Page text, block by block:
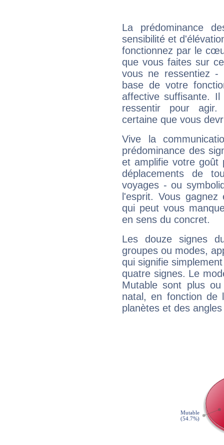
La prédominance
sensibilité et
fonctionnez par le
que vous faites sur
vous ne ressentiez
base de votre
affective suffisante.
ressentir pour agir.
certaine que vous
Vive la
prédominance des
et amplifie votre goût
déplacements de
voyages - ou
l'esprit. Vous
qui peut vous
en sens du concret.
Les douze signes
groupes ou modes,
qui signifie
quatre signes. Le
Mutable sont plus
natal, en fonction de
planètes et des